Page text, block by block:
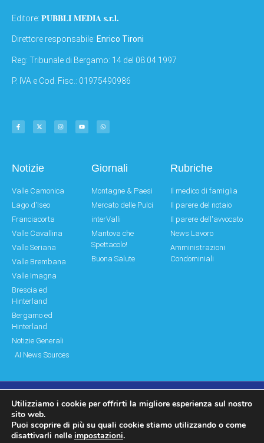
Editore: PUBBLI MEDIA s.r.l.
Direttore responsabile: Enrico Tironi
Reg: Tribunale di Bergamo: 14 del 08.04.1997
P. IVA e Cod. Fisc.: 01975490986
Notizie
Valle Camonica
Lago d'Iseo
Franciacorta
Valle Cavallina
Valle Seriana
Valle Brembana
Valle Imagna
Brescia ed
Hinterland
Bergamo ed
Hinterland
Notizie Generali
AI News Sources
Giornali
Montagne & Paesi
Mercato delle Pulci
interValli
Mantova che
Spettacolo!
Buona Salute
Rubriche
Il medico di famiglia
Il parere del notaio
Il parere dell'avvocato
News Lavoro
Amministrazioni
Condominiali
© Copyright 2011 – 2026 Montagne & Paesi
Log In|Log Out Privacy Policy
Utilizziamo i cookie per offrirti la migliore esperienza sul nostro
sito web.
Puoi scoprire di più su quali cookie stiamo utilizzando o come
disattivarli nelle impostazioni.